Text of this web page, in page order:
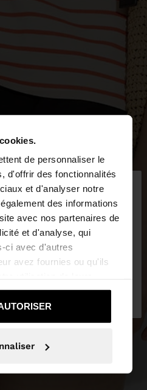
de personnaliser le
d'offrir des fonctionnalités
et d'analyser notre
des informations
avec nos partenaires de
et d'analyse, qui
ci avec d'autres
avez fournies ou qu'ils
×
France. Voulez-vous
States?